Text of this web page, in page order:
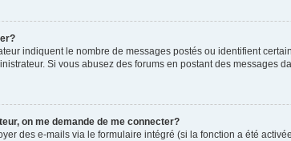
indiquent le nombre de messages postés ou identifient
Si vous abusez des forums en postant des
on me demande de me connecter?
des e-mails via le formulaire intégré (si la fonction a été